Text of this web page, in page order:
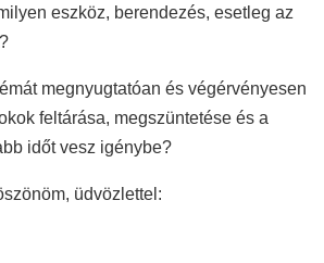
eszköz, berendezés, esetleg az
megnyugtatóan és végérvényesen
feltárása, megszüntetése és a
időt vesz igénybe?
üdvözlettel: